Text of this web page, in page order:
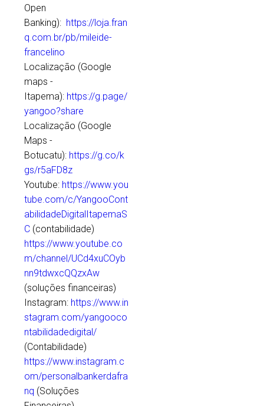
Open
Banking): https://loja.fran
q.com.br/pb/mileide-
francelino
Localização (Google
maps -
Itapema): https://g.page/
yangoo?share
Localização (Google
Maps -
Botucatu): https://g.co/k
gs/r5aFD8z
Youtube: https://www.you
tube.com/c/YangooCont
abilidadeDigitalItapemaS
C (contabilidade)
https://www.youtube.co
m/channel/UCd4xuCOyb
nn9tdwxcQQzxAw
(soluções financeiras)
Instagram: https://www.in
stagram.com/yangooco
ntabilidadedigital/
(Contabilidade)
https://www.instagram.c
om/personalbankerdafra
nq (Soluções